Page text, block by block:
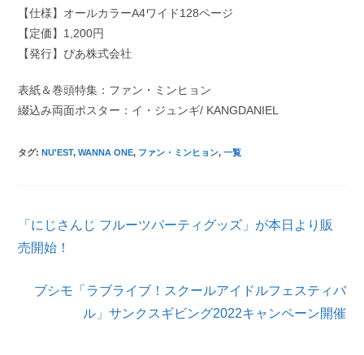
【仕様】オールカラーA4ワイド128ページ
【定価】1,200円
【発行】ぴあ株式会社
表紙＆巻頭特集：ファン・ミンヒョン
綴込み両面ポスター：イ・ジュンギ/ KANGDANIEL
タグ:NU'EST, WANNA ONE, ファン・ミンヒョン, 一覧
そ
他
「にじさんじ フルーツパーティグッズ」が本日より販
売開始！
ブシモ「ラブライブ！スクールアイドルフェスティバ
ル」サンクスギビング2022キャンペーン開催